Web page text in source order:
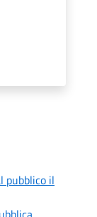
pubblico il